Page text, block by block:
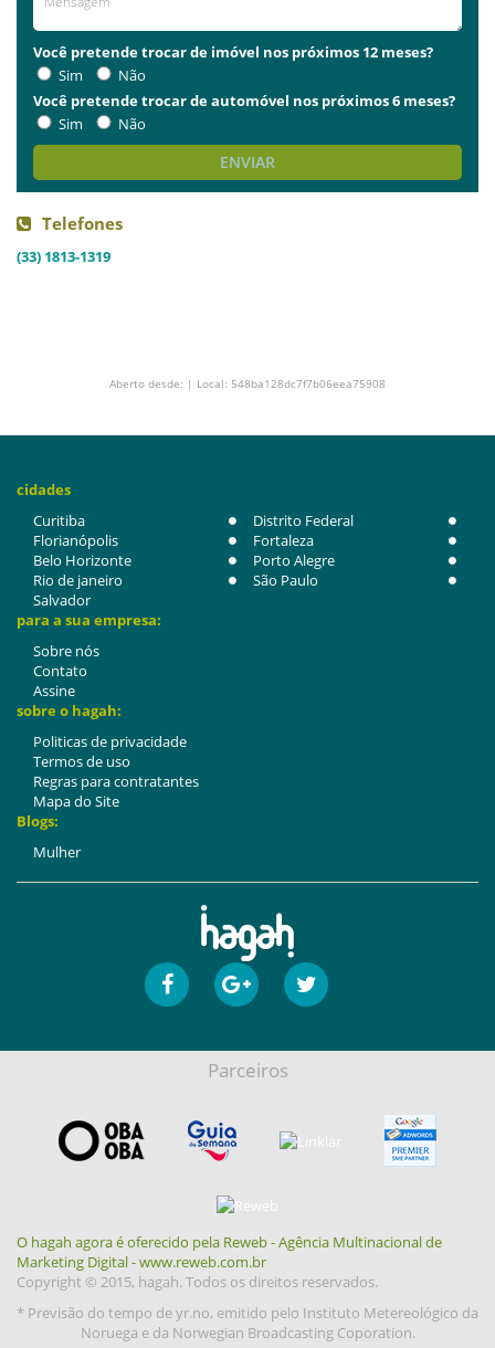
Você pretende trocar de imóvel nos próximos 12 meses?
Sim
Não
Você pretende trocar de automóvel nos próximos 6 meses?
Sim
Não
ENVIAR
Telefones
(33) 1813-1319
Aberto desde: | Local: 548ba128dc7f7b06eea75908
cidades
Curitiba
Distrito Federal
Florianópolis
Fortaleza
Belo Horizonte
Porto Alegre
Rio de janeiro
São Paulo
Salvador
para a sua empresa:
Sobre nós
Contato
Assine
sobre o hagah:
Politicas de privacidade
Termos de uso
Regras para contratantes
Mapa do Site
Blogs:
Mulher
Parceiros
O hagah agora é oferecido pela Reweb - Agência Multinacional de
Marketing Digital - www.reweb.com.br
Copyright © 2015, hagah. Todos os direitos reservados.
* Previsão do tempo de yr.no, emitido pelo Instituto Metereológico da
Noruega e da Norwegian Broadcasting Coporation.